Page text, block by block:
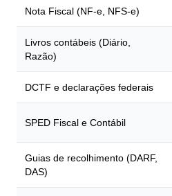
Nota Fiscal (NF-e, NFS-e)
Livros contábeis (Diário,
Razão)
DCTF e declarações federais
SPED Fiscal e Contábil
Guias de recolhimento (DARF,
DAS)